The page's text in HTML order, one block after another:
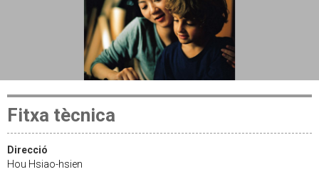
Fitxa tècnica
Direcció
Hou Hsiao-hsien